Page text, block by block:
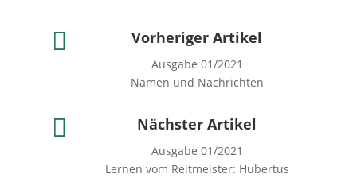
 Vorheriger Artikel
Ausgabe 01/2021
Namen und Nachrichten
 Nächster Artikel
Ausgabe 01/2021
Lernen vom Reitmeister: Hubertus